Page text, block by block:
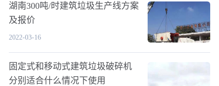
湖南300吨/时建筑垃圾生产线方案
及报价
2022-03-16
固定式和移动式建筑垃圾破碎机
分别适合什么情况下使用